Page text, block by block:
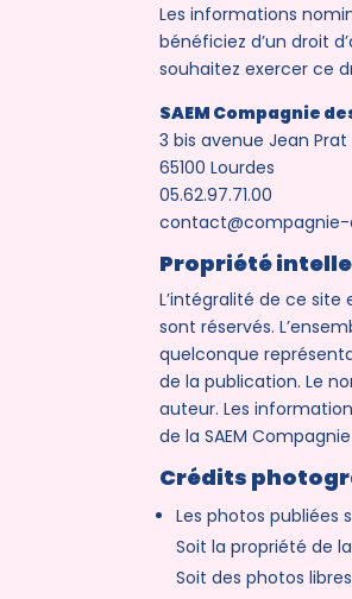
Les informations
bénéficiez d’un droit
souhaitez exercer ce
SAEM Compagnie
3 bis avenue Jean Prat
65100 Lourdes
05.62.97.71.00
Propriété
L’intégralité de ce
sont réservés.
quelconque
de la publication. Le
auteur. Les
de la SAEM
Crédits
Les photos publiées
Soit la propriété de
Soit des photos